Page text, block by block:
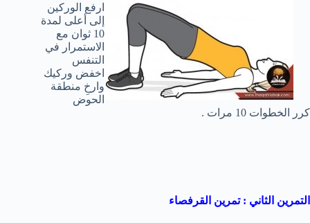
ارفع الوركين
إلى أعلى لمدة
10 ثوان مع
الاستمرار في
التنفس
اخفض وركيك
وارخِ منطقة
الحوض
كرر الخطوات 10 مرات .
التمرين الثاني : تمرين القرفصاء